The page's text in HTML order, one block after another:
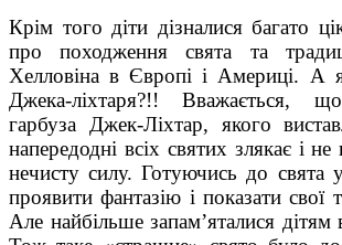
Крім того діти дізналися багато
про походження свята та
Хелловіна в Європі і Америці. А
Джека-ліхтаря?!! Вважається,
гарбуза Джек-Ліхтар, якого
напередодні всіх святих злякає і
нечисту силу. Готуючись до свята
проявити фантазію і показати свої
Але найбільше запам’яталися дітям